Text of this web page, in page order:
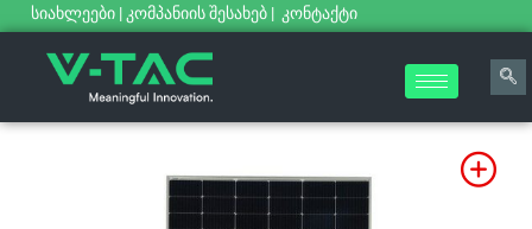
სიახლეები | კომპანიის შესახებ | კონტაქტი